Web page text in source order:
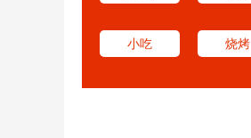
小吃 烧烤